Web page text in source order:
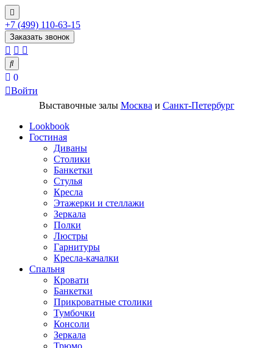
+7 (499) 110-63-15
Заказать звонок
0
Войти
Выставочные залы Москва и Санкт-Петербург
Lookbook
Гостиная
Диваны
Столики
Банкетки
Стулья
Кресла
Этажерки и стеллажи
Зеркала
Полки
Люстры
Гарнитуры
Кресла-качалки
Спальня
Кровати
Банкетки
Прикроватные столики
Тумбочки
Консоли
Зеркала
Трюмо